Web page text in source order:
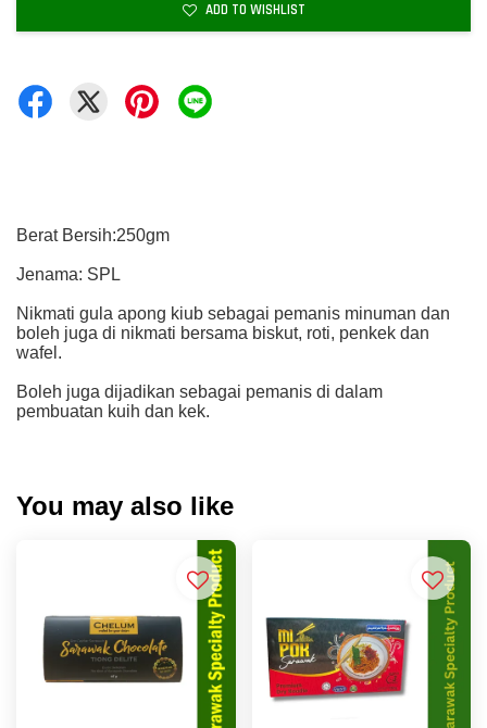
ADD TO WISHLIST
Berat Bersih:250gm
Jenama: SPL
Nikmati gula apong kiub sebagai pemanis minuman dan
boleh juga di nikmati bersama biskut, roti, penkek dan
wafel.
Boleh juga dijadikan sebagai pemanis di dalam
pembuatan kuih dan kek.
You may also like